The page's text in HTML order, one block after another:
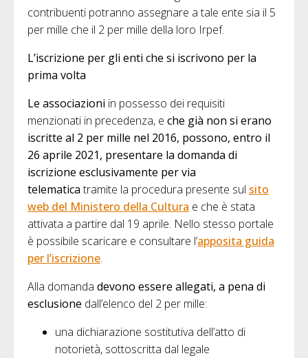
contribuenti potranno assegnare a tale ente sia il 5
per mille che il 2 per mille della loro Irpef.
L’iscrizione per gli enti che si iscrivono per la
prima volta
Le associazioni in possesso dei requisiti
menzionati in precedenza, e che già non si erano
iscritte al 2 per mille nel 2016, possono, entro il
26 aprile 2021, presentare la domanda di
iscrizione esclusivamente per via
telematicatramite la procedura presente sul sito
web del Ministero della Cultura e che è stata
attivata a partire dal 19 aprile. Nello stesso portale
è possibile scaricare e consultare l’apposita guida
per l’iscrizione.
Alla domanda devono essere allegati, a pena di
esclusione dall’elenco del 2 per mille:
una dichiarazione sostitutiva dell’atto di
notorietà, sottoscritta dal legale